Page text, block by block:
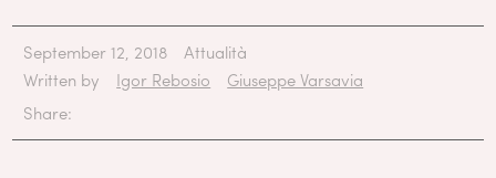
September 12, 2018
Attualità
Written by
Igor Rebosio
Giuseppe Varsavia
Share: